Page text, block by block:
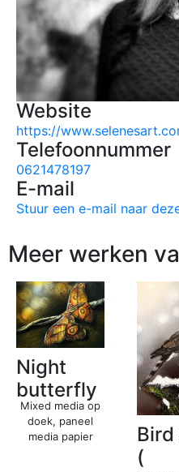
Website
https://
Telefoonnummer
0621478197
E-mail
Stuur een e-mail naar
Meer werken
Night
butterfly
Mixed media op
doek, paneel
media papier
(